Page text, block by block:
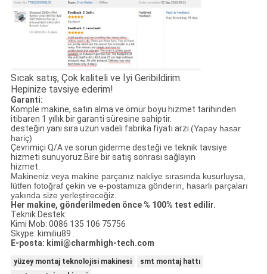
Sıcak satış, Çok kaliteli ve İyi Geribildirim.
Hepinize tavsiye ederim!
Garanti:
Komple makine, satın alma ve ömür boyu hizmet tarihinden
itibaren 1 yıllık bir garanti süresine sahiptir.
desteğin yanı sıra uzun vadeli fabrika fiyatı arzı. (Yapay hasar
hariç)
Çevrimiçi Q/A ve sorun giderme desteği ve teknik tavsiye
hizmeti sunuyoruz.Bire bir satış sonrası sağlayın
hizmet.
Makineniz veya makine parçanız nakliye sırasında kusurluysa,
lütfen fotoğraf çekin ve e-postamıza gönderin, hasarlı parçaları
yakında size yerleştireceğiz.
Her makine, gönderilmeden önce % 100% test edilir.
Teknik Destek:
Kimi Mob: 0086 135 106 75756
Skype: kimiliu89 .
E-posta: kimi@charmhigh-tech.com
yüzey montaj teknolojisi makinesi
smt montaj hattı